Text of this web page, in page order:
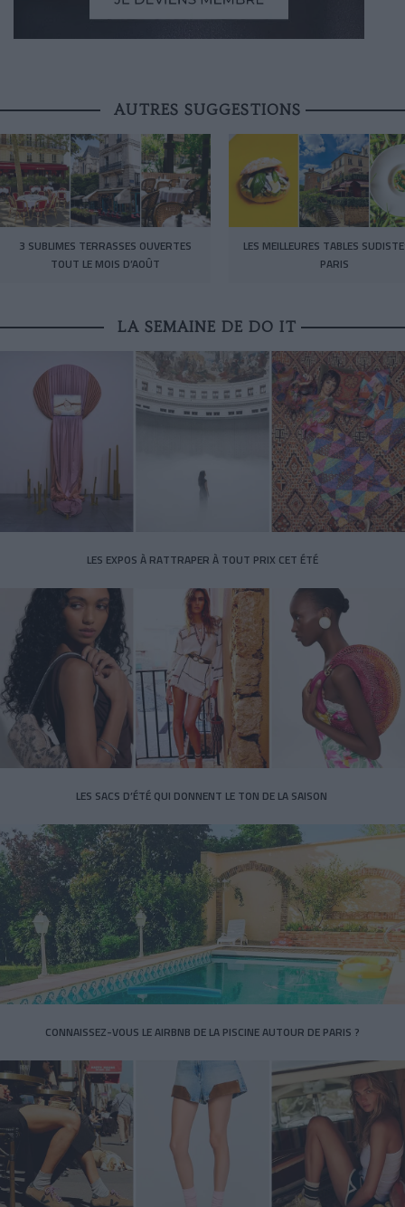
AUTRES SUGGESTIONS
3 SUBLIMES TERRASSES OUVERTES
TOUT LE MOIS D’AOÛT
LES MEILLEURES TABLES
PARIS
LA SEMAINE DE DO IT
LES EXPOS À RATTRAPER À TOUT PRIX CET ÉTÉ
LES SACS D’ÉTÉ QUI DONNENT LE TON DE LA SAISON
CONNAISSEZ-VOUS LE AIRBNB DE LA PISCINE AUTOUR DE PARIS ?